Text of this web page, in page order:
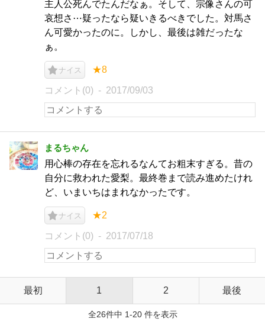
主人公死んでたんだなぁ。そして、宗像さんの可
哀想さ⋯疑ったなら疑いきるべきでした。対馬さ
ん可愛かったのに。しかし、最後は雑だったな
ぁ。
ナイス ★8
コメント(0) 2017/09/03
まるちゃん
用心棒の存在を忘れるなんてお粗末すぎる。昔の
自分に救われた愛梨。最終巻まで読み進めたけれ
ど、いまいちはまれなかったです。
ナイス ★2
コメント(0) 2017/07/18
最初 1 2 最後
全26件中 1-20 件を表示